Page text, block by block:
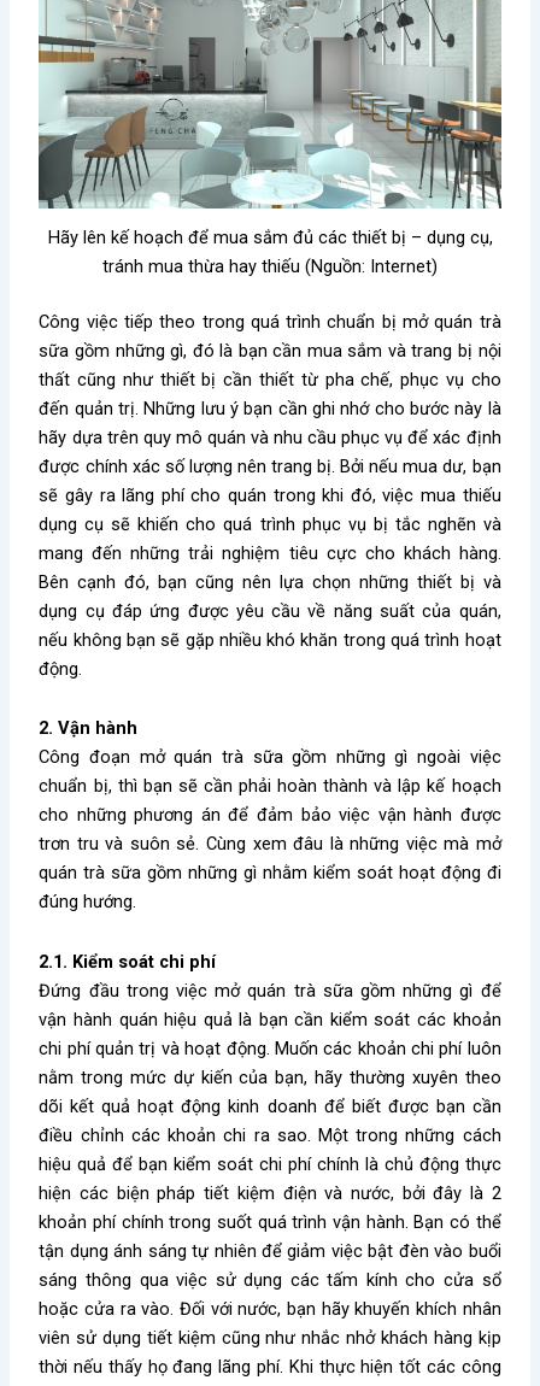
Hãy lên kế hoạch để mua sắm đủ các thiết bị – dụng cụ,
tránh mua thừa hay thiếu (Nguồn: Internet)
Công việc tiếp theo trong quá trình chuẩn bị mở quán trà
sữa gồm những gì, đó là bạn cần mua sắm và trang bị nội
thất cũng như thiết bị cần thiết từ pha chế, phục vụ cho
đến quản trị. Những lưu ý bạn cần ghi nhớ cho bước này là
hãy dựa trên quy mô quán và nhu cầu phục vụ để xác định
được chính xác số lượng nên trang bị. Bởi nếu mua dư, bạn
sẽ gây ra lãng phí cho quán trong khi đó, việc mua thiếu
dụng cụ sẽ khiến cho quá trình phục vụ bị tắc nghẽn và
mang đến những trải nghiệm tiêu cực cho khách hàng.
Bên cạnh đó, bạn cũng nên lựa chọn những thiết bị và
dụng cụ đáp ứng được yêu cầu về năng suất của quán,
nếu không bạn sẽ gặp nhiều khó khăn trong quá trình hoạt
động.
2. Vận hành
Công đoạn mở quán trà sữa gồm những gì ngoài việc
chuẩn bị, thì bạn sẽ cần phải hoàn thành và lập kế hoạch
cho những phương án để đảm bảo việc vận hành được
trơn tru và suôn sẻ. Cùng xem đâu là những việc mà mở
quán trà sữa gồm những gì nhằm kiểm soát hoạt động đi
đúng hướng.
2.1. Kiểm soát chi phí
Đứng đầu trong việcmở quán trà sữa gồm những gì để
vận hành quán hiệu quả là bạn cần kiểm soát các khoản
chi phí quản trị và hoạt động. Muốn các khoản chi phí luôn
nằm trong mức dự kiến của bạn, hãy thường xuyên theo
dõi kết quả hoạt động kinh doanh để biết được bạn cần
điều chỉnh các khoản chi ra sao. Một trong những cách
hiệu quả để bạn kiểm soát chi phí chính là chủ động thực
hiện các biện pháp tiết kiệm điện và nước, bởi đây là 2
khoản phí chính trong suốt quá trình vận hành. Bạn có thể
tận dụng ánh sáng tự nhiên để giảm việc bật đèn vào buổi
sáng thông qua việc sử dụng các tấm kính cho cửa sổ
hoặc cửa ra vào. Đối với nước, bạn hãy khuyến khích nhân
viên sử dụng tiết kiệm cũng như nhắc nhở khách hàng kịp
thời nếu thấy họ đang lãng phí. Khi thực hiện tốt các công